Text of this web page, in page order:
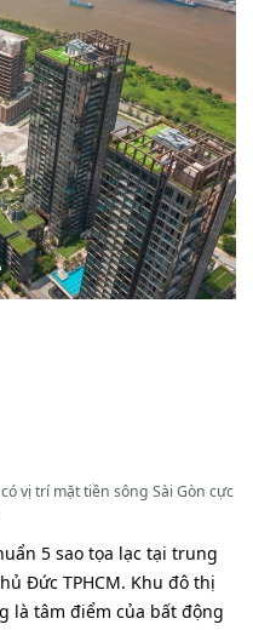
vị trí mặt tiền sông Sài Gòn cực
5 sao tọa lạc tại trung
Đức TPHCM. Khu đô thị
là tâm điểm của bất động